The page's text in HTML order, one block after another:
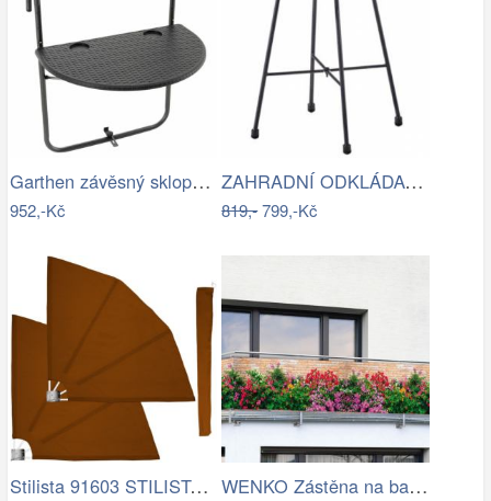
Garthen závěsný sklopný stolek v…
952,-Kč
ZAHRADNÍ ODKLÁDACÍ STOLEK, kov, plast,…
819,-799,-Kč
Stilista 91603 STILISTA 2 dílná… WENKO Zástěna na balkon Květy